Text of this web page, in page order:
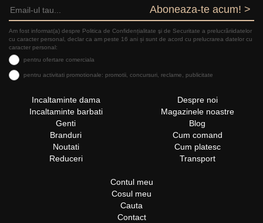
Aboneaza-te acum! >
Am fost informat(a) despre Politica de Confidențialitate şi de Securitate a prelucrăriidatelor
cu caracter personal, declar ca am peste 16 ani și sunt de acord cu prelucrarea datelor cu
caracter personal:
pentru ofertare comerciala
pentru activitati promotionale: promotii, concursuri, reclame, publicitate
Incaltaminte dama
Incaltaminte barbati
Genti
Branduri
Noutati
Reduceri
Despre noi
Magazinele noastre
Blog
Cum comand
Cum platesc
Transport
Contul meu
Cosul meu
Cauta
Contact